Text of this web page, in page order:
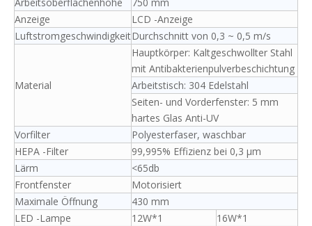
Arbeitsoberflächenhöhe
750 mm
Anzeige
LCD -Anzeige
LuftstromgeschwindigkeitDurchschnitt von 0,3 ~ 0,5 m/s
Material
Hauptkörper: Kaltgeschwollter Stahl
mit Antibakterienpulverbeschichtung
Arbeitstisch: 304 Edelstahl
Seiten- und Vorderfenster: 5 mm
hartes Glas Anti-UV
Vorfilter
Polyesterfaser, waschbar
HEPA -Filter
99,995% Effizienz bei 0,3 μm
Lärm
<65db
Frontfenster
Motorisiert
Maximale Öffnung
430 mm
LED -Lampe
12W*1
16W*1